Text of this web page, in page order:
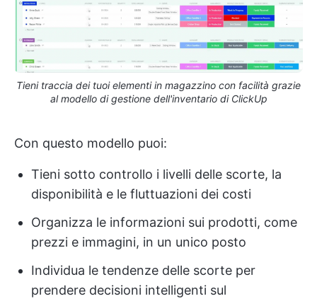
Tieni traccia dei tuoi elementi in magazzino con facilità grazie
al modello di gestione dell'inventario di ClickUp
Con questo modello puoi:
Tieni sotto controllo i livelli delle scorte, la
disponibilità e le fluttuazioni dei costi
Organizza le informazioni sui prodotti, come
prezzi e immagini, in un unico posto
Individua le tendenze delle scorte per
prendere decisioni intelligenti sul